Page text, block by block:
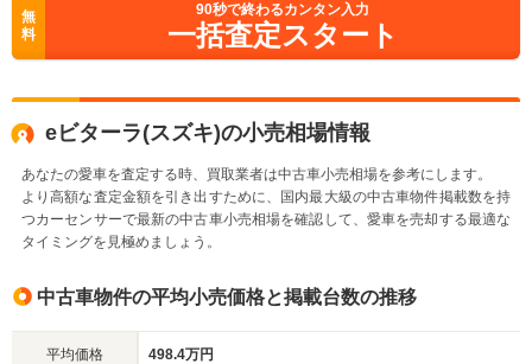
無
料
90秒で終わるカンタン入力
一括査定スタート
eビターラ(スズキ)の小売相場情報
あなたの愛車を査定する時、買取業者は中古車小売相場を参考にします。
より高額な査定金額を引き出すために、国内最大級の中古車物件掲載数を持
つカーセンサーで最新の中古車小売相場を確認して、愛車を売却する最適な
タイミングを見極めましょう。
中古車物件の平均小売価格と掲載台数の推移
平均価格 498.4万円